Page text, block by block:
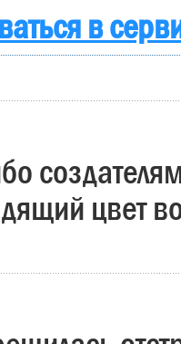
в
цвет